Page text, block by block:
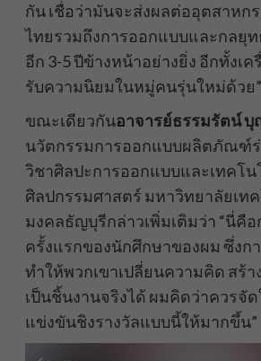
กัน เชื่อว่ามันจะส่งผลต่ออุตสาหก
ไทยรวมถึงการออกแบบและกลยุ
อีก 3-5 ปีข้างหน้าอย่างยิ่ง อีกทั้งเ
รับความนิยมในหมู่คนรุ่นใหม่ด้วย”
ขณะเดียวกันอาจารย์ธรรมรัตน์
นวัตกรรมการออกแบบผลิตภัณฑ์
วิชาศิลปะการออกแบบและเทคโ
ศิลปกรรมศาสตร์ มหาวิทยาลัยเท
มงคลธัญบุรีกล่าวเพิ่มเติมว่า “นี่คือ
ครั้งแรกของนักศึกษาของผม ซึ่งก
ทำให้พวกเขาเปลี่ยนความคิด สร้า
เป็นชิ้นงานจริงได้ ผมคิดว่าควรจั
แข่งขันชิงรางวัลแบบนี้ให้มากขึ้น”